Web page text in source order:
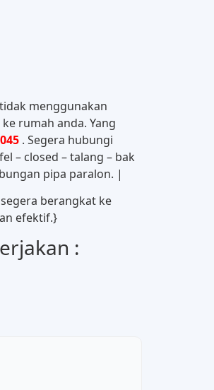
menggunakan
rumah anda. Yang
. Segera hubungi
– closed – talang – bak
pipa paralon. |
berangkat ke
efektif.}
: